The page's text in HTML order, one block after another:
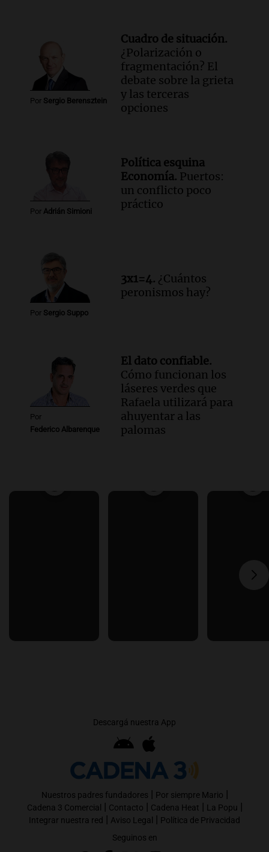
Por Sergio Berensztein
Cuadro de situación.
¿Polarización o
fragmentación? El
debate sobre la grieta
y las terceras
opciones
Por Adrián Simioni
Política esquina
Economía. Puertos:
un conflicto poco
práctico
Por Sergio Suppo
3x1=4. ¿Cuántos
peronismos hay?
Por
Federico Albarenque
El dato confiable.
Cómo funcionan los
láseres verdes que
Rafaela utilizará para
ahuyentar a las
palomas
Descargá nuestra App
Nuestros padres fundadores | Por siempre Mario |
Cadena 3 Comercial | Contacto | Cadena Heat | La Popu |
Integrar nuestra red | Aviso Legal | Política de Privacidad
Seguinos en